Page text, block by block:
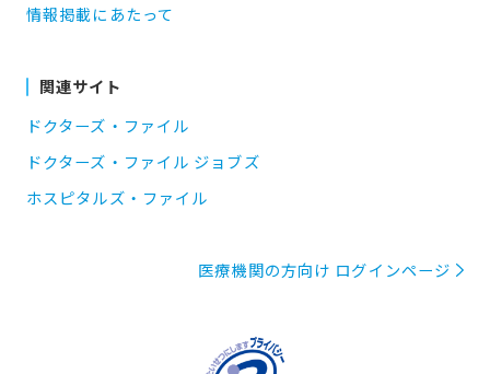
情報掲載にあたって
関連サイト
ドクターズ・ファイル
ドクターズ・ファイル ジョブズ
ホスピタルズ・ファイル
医療機関の方向け ログインページ